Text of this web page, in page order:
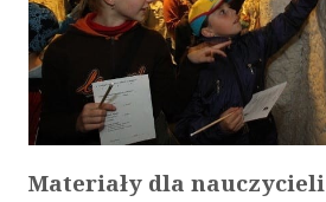
Materiały dla nauczycieli